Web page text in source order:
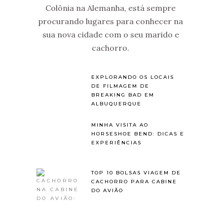
Colônia na Alemanha, está sempre
procurando lugares para conhecer na
sua nova cidade com o seu marido e
cachorro.
EXPLORANDO OS LOCAIS
DE FILMAGEM DE
BREAKING BAD EM
ALBUQUERQUE
MINHA VISITA AO
HORSESHOE BEND: DICAS E
EXPERIÊNCIAS
TOP 10 BOLSAS VIAGEM DE
CACHORRO PARA CABINE
DO AVIÃO